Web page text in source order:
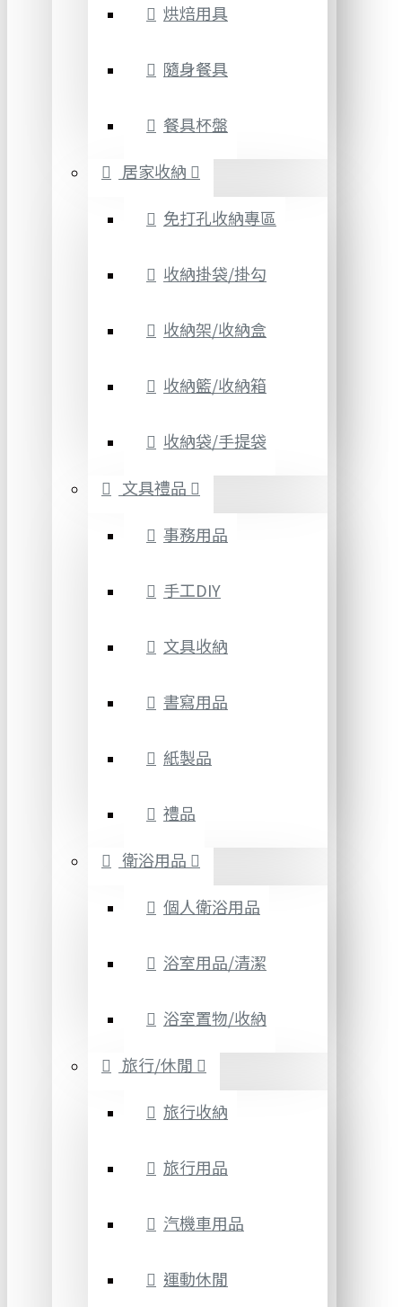
烘焙用具
隨身餐具
餐具杯盤
居家收納
免打孔收納專區
收納掛袋/掛勾
收納架/收納盒
收納籃/收納箱
收納袋/手提袋
文具禮品
事務用品
手工DIY
文具收納
書寫用品
紙製品
禮品
衛浴用品
個人衛浴用品
浴室用品/清潔
浴室置物/收納
旅行/休閒
旅行收納
旅行用品
汽機車用品
運動休閒